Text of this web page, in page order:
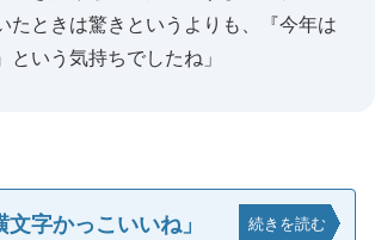
たときは驚きというよりも、『今年は
という気持ちでしたね」
文字かっこいいね」 続きを読む